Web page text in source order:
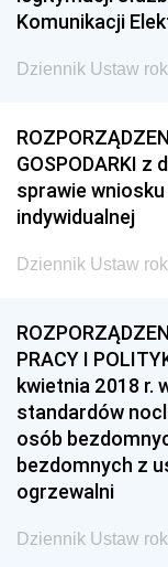
Komunikacji
Dziennik Ustaw
GOSPODARKI z
sprawie
indywidualnej
Dziennik Ustaw
PRACY I
kwietnia 2018 r.
standardów
osób
bezdomnych z
ogrzewalni
Dziennik Ustaw